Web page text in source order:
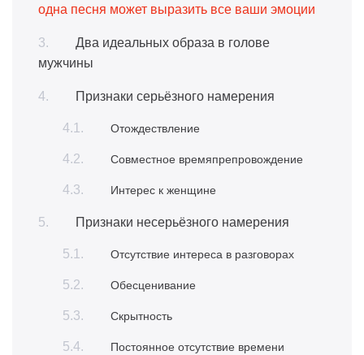
одна песня может выразить все ваши эмоции
Два идеальных образа в голове
мужчины
Признаки серьёзного намерения
Отождествление
Совместное времяпрепровождение
Интерес к женщине
Признаки несерьёзного намерения
Отсутствие интереса в разговорах
Обесценивание
Скрытность
Постоянное отсутствие времени